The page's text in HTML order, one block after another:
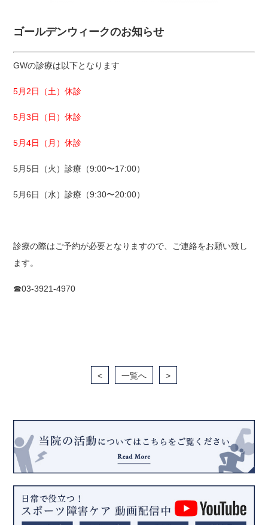
ゴールデンウィークのお知らせ
GWの診療は以下となります
5月2日（土）休診
5月3日（日）休診
5月4日（月）休診
5月5日（火）診療（9:00〜17:00）
5月6日（水）診療（9:30〜20:00）
診療の際はご予約が必要となりますので、ご連絡をお願い致し
ます。
☎︎03-3921-4970
< 一覧へ >